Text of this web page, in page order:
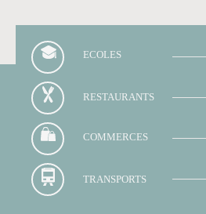
ECOLES
RESTAURANTS
COMMERCES
TRANSPORTS